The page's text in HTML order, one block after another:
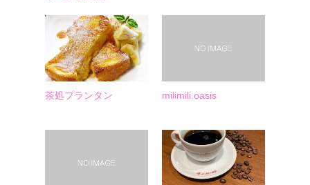
茶処プランタン milimili.oasis